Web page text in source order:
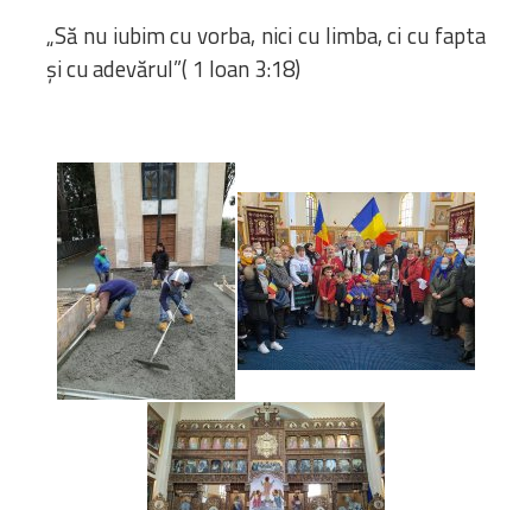
„Să nu iubim cu vorba, nici cu limba, ci cu fapta
și cu adevărul”( 1 Ioan 3:18)